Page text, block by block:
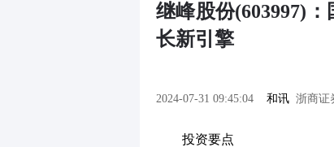
继峰股份(603997)
长新引擎
2024-07-31 09:45:04 和讯 浙商证
投资要点